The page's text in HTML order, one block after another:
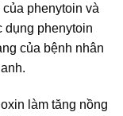
phenytoin và
dụng phenytoin
của bệnh nhân
làm tăng nồng